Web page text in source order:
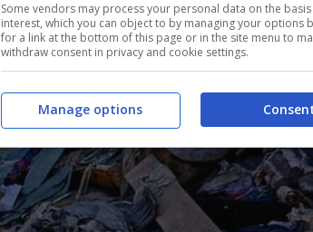
Some vendors may process your personal data on the
interest, which you can object to by managing your options
for a link at the bottom of this page or in the site menu to
withdraw consent in privacy and cookie settings.
Manage options